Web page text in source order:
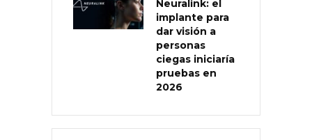
Neuralink: el
implante para
dar visión a
personas
ciegas iniciaría
pruebas en
2026